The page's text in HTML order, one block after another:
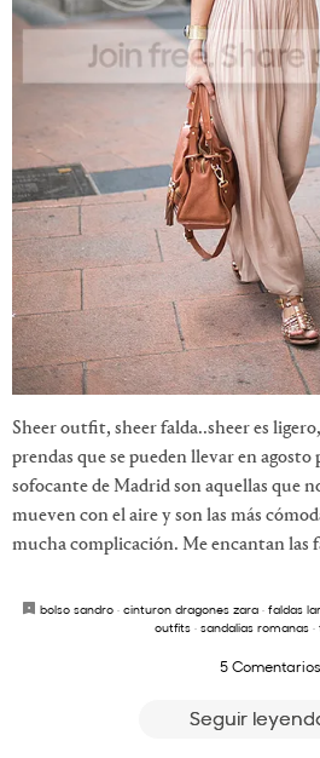
Sheer outfit, sheer falda..sheer es
prendas que se pueden llevar en
sofocante de Madrid son aquellas que
mueven con el aire y son las más
mucha complicación. Me encantan las
bolso sandro · cinturon dragones zara · faldas
outfits· sandalias romanas·
5 Comentarios
Seguir